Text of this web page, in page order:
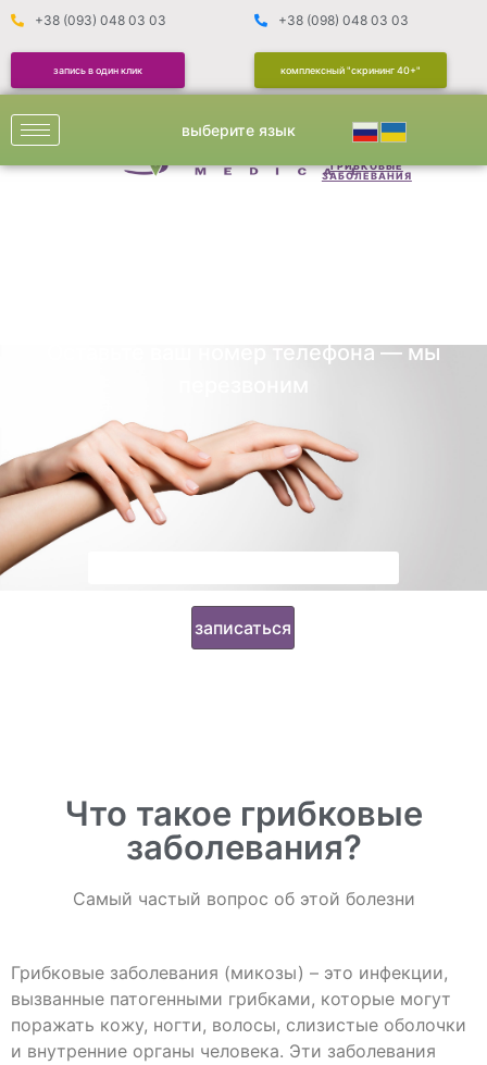
+38 (093) 048 03 03 +38 (098) 048 03 03
запись в один клик комплексный "скрининг 40+"
выберите язык
ДЕРМАТОЛОГИЯ
ГРИБКОВЫЕ
ЗАБОЛЕВАНИЯ
Оставьте ваш номер телефона — мы
Что такое грибковые
заболевания?
Самый частый вопрос об этой болезни
Грибковые заболевания (микозы) – это инфекции,
вызванные патогенными грибками, которые могут
поражать кожу, ногти, волосы, слизистые оболочки
и внутренние органы человека. Эти заболевания